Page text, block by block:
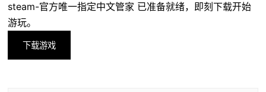
steam-官方唯一指定中文管家 已准备就绪，即刻下载开始
游玩。
下载游戏